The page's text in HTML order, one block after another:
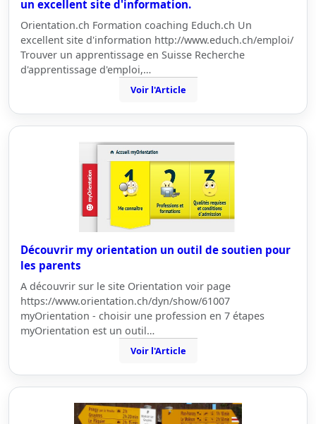
un excellent site d'information.
Orientation.ch Formation coaching Educh.ch Un
excellent site d'information http://www.educh.ch/emploi/
Trouver un apprentissage en Suisse Recherche
d'apprentissage d'emploi,…
Voir l'Article
Découvrir my orientation un outil de soutien pour
les parents
A découvrir sur le site Orientation voir page
https://www.orientation.ch/dyn/show/61007
myOrientation - choisir une profession en 7 étapes
myOrientation est un outil…
Voir l'Article